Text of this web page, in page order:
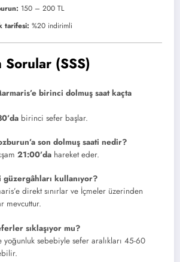
150 – 200 TL
tarifesi: %20 indirimli
Sorular (SSS)
birinci dolmuş saat kaçta
birinci sefer başlar.
son dolmuş saati nedir?
21:00’da hareket eder.
kullanıyor?
direkt sınırlar ve İçmeler üzerinden
mevcuttur.
sıklaşıyor mu?
yoğunluk sebebiyle sefer aralıkları 45-60